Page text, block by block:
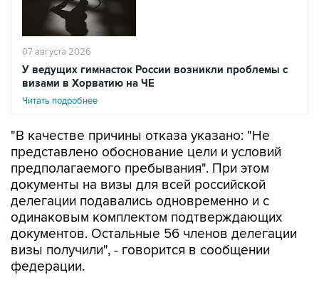
07 августа 2026
У ведущих гимнасток России возникли проблемы с
визами в Хорватию на ЧЕ
Читать подробнее
"В качестве причины отказа указано: "Не
представлено обоснование цели и условий
предполагаемого пребывания". При этом
документы на визы для всей российской
делегации подавались одновременно и с
одинаковым комплектом подтверждающих
документов. Остальные 56 членов делегации
визы получили", - говорится в сообщении
федерации.